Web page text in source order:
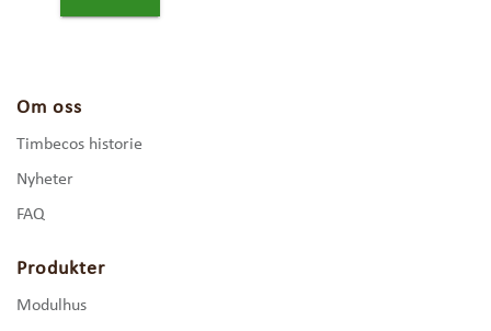
Om oss
Timbecos historie
Nyheter
FAQ
Produkter
Modulhus